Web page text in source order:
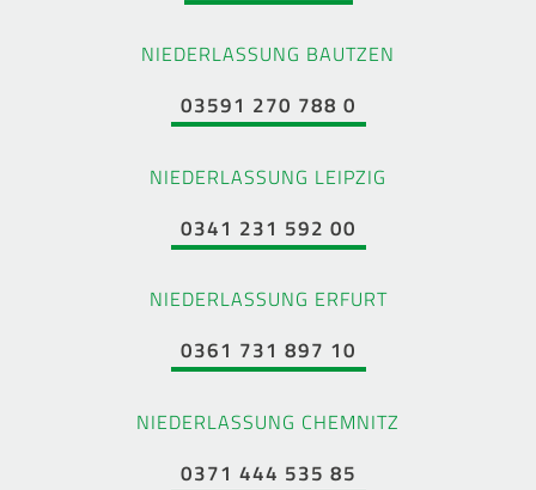
NIEDERLASSUNG BAUTZEN
03591 270 788 0
NIEDERLASSUNG LEIPZIG
0341 231 592 00
NIEDERLASSUNG ERFURT
0361 731 897 10
NIEDERLASSUNG CHEMNITZ
0371 444 535 85